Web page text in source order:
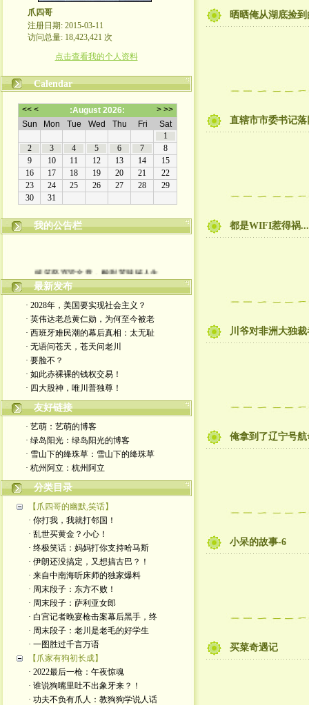
爪四哥
注册日期: 2015-03-11
访问总量: 18,423,421 次
点击查看我的个人资料
Calendar
我的公告栏
最新发布
· 2028年，美国要实现社会主义？
· 英伟达老总黄仁勋，为何至今被老
· 西班牙难民潮的幕后真相：太无耻
· 无语问苍天，苍天问老川
· 要脸不？
· 如此赤裸裸的钱权交易！
· 四大股神，唯川普独尊！
友好链接
· 艺萌：艺萌的博客
· 绿岛阳光：绿岛阳光的博客
· 雪山下的绛珠草：雪山下的绛珠草
· 杭州阿立：杭州阿立
分类目录
【爪四哥的幽默,笑话】
· 你打我，我就打邻国！
· 乱世买黄金？小心！
· 终极笑话：妈妈打你支持哈马斯
· 伊朗还没搞定，又想搞古巴？！
· 来自中南海听床师的独家爆料
· 周末段子：东方不败！
· 周末段子：萨利亚女郎
· 白宫记者晚宴枪击案幕后黑手，终
· 周末段子：老川是老毛的好学生
· 一图胜过千言万语
【爪家有狗初长成】
· 2022最后一枪：午夜惊魂
· 谁说狗嘴里吐不出象牙来？！
· 功夫不负有爪人：教狗狗学说人话
晒晒俺从湖底捡
直辖市市委书记落
都是WIFI惹得祸...
川爷对非洲大独
俺拿到了辽宁号
小呆的故事-6
买菜奇遇记